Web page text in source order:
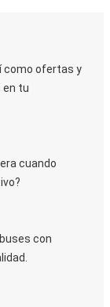
como ofertas y
tu
cuando
con